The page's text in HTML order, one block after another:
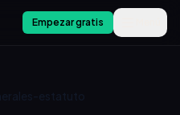
Empezar gratis
estatuto